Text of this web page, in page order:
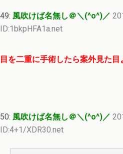
49: 風吹けば名無し＠＼(^o^)／
ID:1bkpHFA1a.net
目を二重に手術したら案外見た目
50: 風吹けば名無し＠＼(^o^)／
ID:4+1/XDR30.net